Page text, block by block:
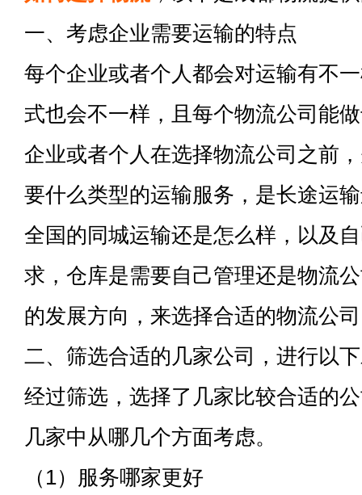
一、考虑企业需要运输的特点
每个企业或者个人都会对运输有不
式也会不一样，且每个物流公司能
企业或者个人在选择物流公司之前
要什么类型的运输服务，是长途运
全国的同城运输还是怎么样，以及
求，仓库是需要自己管理还是物流
的发展方向，来选择合适的物流公
二、筛选合适的几家公司，进行以
经过筛选，选择了几家比较合适的
几家中从哪几个方面考虑。
（1）服务哪家更好